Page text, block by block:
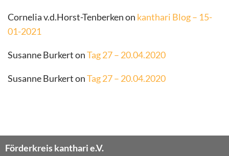
Cornelia v.d.Horst-Tenberkenon kanthari Blog – 15-
01-2021
Susanne BurkertonTag 27 – 20.04.2020
Susanne BurkertonTag 27 – 20.04.2020
Förderkreis kanthari e.V.